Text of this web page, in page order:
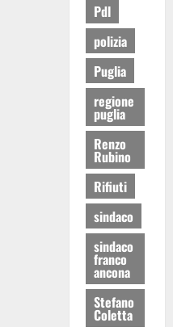
Pdl
polizia
Puglia
regione
puglia
Renzo
Rubino
Rifiuti
sindaco
sindaco
franco
ancona
Stefano
Coletta